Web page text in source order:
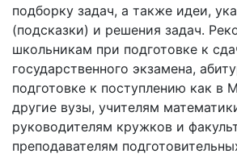
подборку задач, а также идеи,
(подсказки) и решения задач.
школьникам при подготовке к
государственного экзамена,
подготовке к поступлению как в
другие вузы, учителям
руководителям кружков и
преподавателям